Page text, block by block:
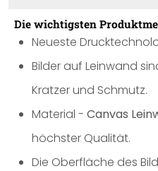
Die wichtigsten
Neueste
Bilder auf Leinwand
Kratzer und Schmutz.
Material - Canvas
höchster Qualität.
Die Oberfläche des